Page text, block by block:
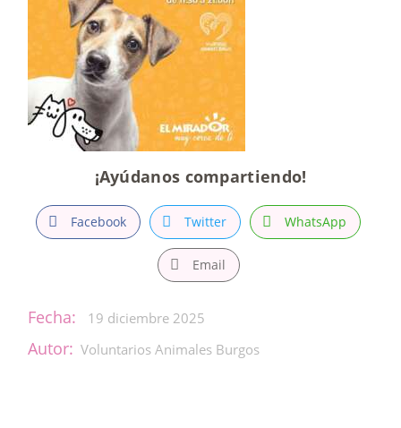
¡Ayúdanos compartiendo!
Facebook Twitter WhatsApp
Email
Fecha: 19 diciembre 2025
Autor: Voluntarios Animales Burgos